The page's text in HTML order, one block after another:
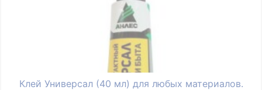
Клей Универсал (40 мл) для любых материалов.